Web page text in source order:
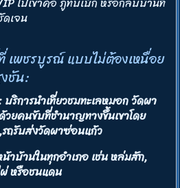
เจน
พชรบูรณ์ แบบไม่ต้องเหนื่อย
ชัน:
ริการนำเที่ยวชมทะเลหมอก วัดผา
ยคนขับที่ชำนาญทางขึ้นเขาโดย
รถรับส่งวัดผาซ่อนแก้ว
าบ้านในทุกอำเภอ เช่น หล่มสัก,
ผ่ หรือชนแดน